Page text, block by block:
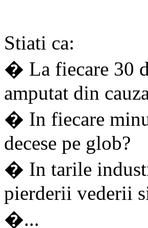
Stiati ca:
� La fiecare 30
amputat din
� In fiecare
decese pe glob?
� In tarile
pierderii vederii
�...